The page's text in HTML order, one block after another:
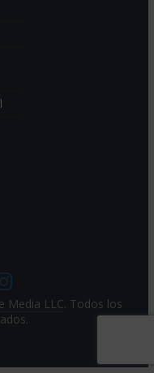
Media LLC. Todos los